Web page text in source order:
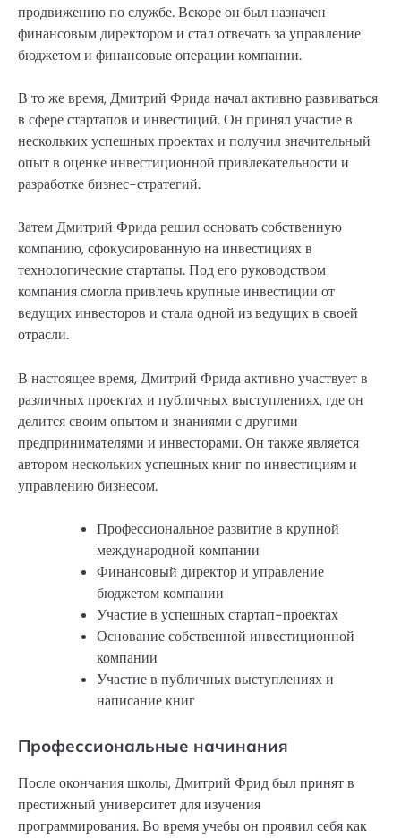
продвижению по службе. Вскоре он был назначен
финансовым директором и стал отвечать за управление
бюджетом и финансовые операции компании.
В то же время, Дмитрий Фрида начал активно развиваться
в сфере стартапов и инвестиций. Он принял участие в
нескольких успешных проектах и получил значительный
опыт в оценке инвестиционной привлекательности и
разработке бизнес-стратегий.
Затем Дмитрий Фрида решил основать собственную
компанию, сфокусированную на инвестициях в
технологические стартапы. Под его руководством
компания смогла привлечь крупные инвестиции от
ведущих инвесторов и стала одной из ведущих в своей
отрасли.
В настоящее время, Дмитрий Фрида активно участвует в
различных проектах и публичных выступлениях, где он
делится своим опытом и знаниями с другими
предпринимателями и инвесторами. Он также является
автором нескольких успешных книг по инвестициям и
управлению бизнесом.
Профессиональное развитие в крупной
международной компании
Финансовый директор и управление
бюджетом компании
Участие в успешных стартап-проектах
Основание собственной инвестиционной
компании
Участие в публичных выступлениях и
написание книг
Профессиональные начинания
После окончания школы, Дмитрий Фрид был принят в
престижный университет для изучения
программирования. Во время учебы он проявил себя как